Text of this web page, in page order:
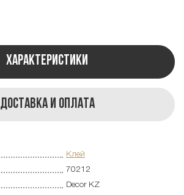
Характеристики
Доставка и оплата
Клей
70212
Decor KZ